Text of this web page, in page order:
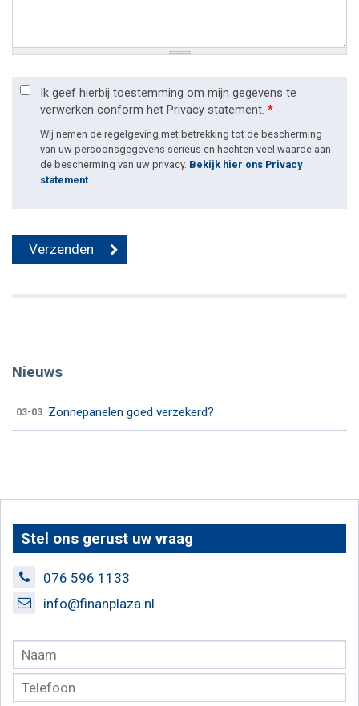
Ik geef hierbij toestemming om mijn gegevens te
verwerken conform het Privacy statement. *
Wij nemen de regelgeving met betrekking tot de bescherming
van uw persoonsgegevens serieus en hechten veel waarde aan
de bescherming van uw privacy. Bekijk hier ons Privacy
statement.
Nieuws
03-03 Zonnepanelen goed verzekerd?
Stel ons gerust uw vraag
076 596 1133
info@finanplaza.nl